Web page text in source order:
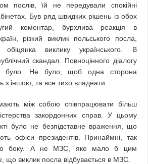
послів, їй не передували спокійні
Був ряд швидких рішень із обох
коментар, бурхлива реакція в
різкий виклик польського посла,
обіцянка виклику українського. В
скандал. Повноцінного діалогу
було. Не було, щоб одна сторона
з іншою, та все тихо владнати.
між собою співпрацювати більш
закордонних справ. У цьому
було не безпідставне враження, що
офіси президентів. Принаймні, так
боку. А не МЗС, яке мало б цим
що виклик посла відбувається в МЗС.